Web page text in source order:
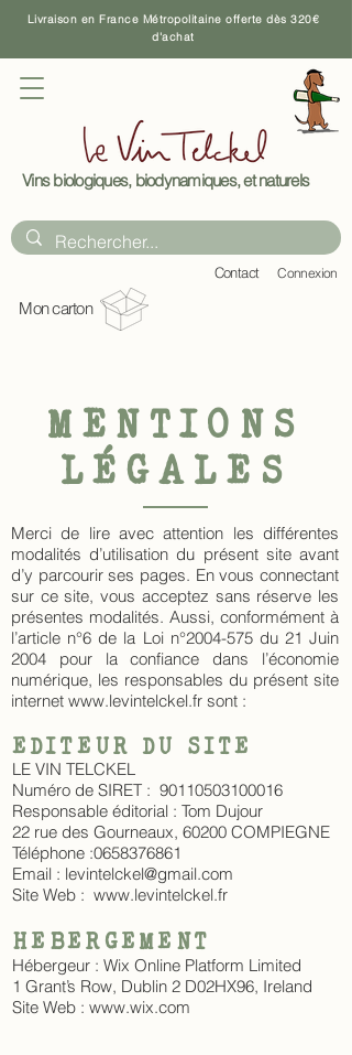
Livraison en France Métropolitaine offerte dès 320€
d'achat
Vins biologiques, biodynamiques, et naturels
Mon carton
Contact Connexion
MENTIONS
LÉGALES
Merci de lire avec attention les différentes
modalités d’utilisation du présent site avant
d’y parcourir ses pages. En vous connectant
sur ce site, vous acceptez sans réserve les
présentes modalités. Aussi, conformément à
l’article n°6 de la Loi n°2004-575du 21 Juin
2004 pour la confiance dans l’économie
numérique, les responsables du présent site
internet www.levintelckel.fr sont :
EDITEUR DU SITE
LE VIN TELCKEL
Numéro de SIRET : 90110503100016
Responsable éditorial : Tom Dujour
22 rue des Gourneaux, 60200 COMPIEGNE
Téléphone :0658376861
Email : levintelckel@gmail.com
Site Web : www.levintelckel.fr
HEBERGEMENT
Hébergeur : Wix Online Platform Limited
1 Grant’s Row, Dublin 2 D02HX96, Ireland
Site Web : www.wix.com